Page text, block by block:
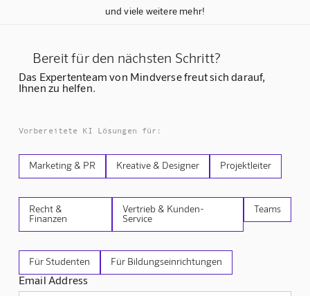
und viele weitere mehr!
Bereit für den nächsten Schritt?
Das Expertenteam von Mindverse freut sich darauf,
Ihnen zu helfen.
Vorbereitete KI Lösungen für:
Marketing & PR Kreative & Designer Projektleiter
Recht &
Finanzen
Vertrieb & Kunden-
Service
Teams
Für Studenten Für Bildungseinrichtungen
Email Address